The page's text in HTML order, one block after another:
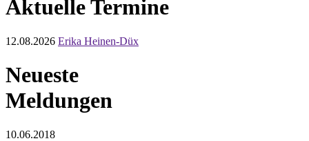
Aktuelle Termine
12.08.2026 Erika Heinen-Düx
Neueste
Meldungen
10.06.2018